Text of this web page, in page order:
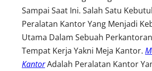
Sampai Saat Ini. Salah Satu
Peralatan Kantor Yang Menjadi
Utama Dalam Sebuah
Tempat Kerja Yakni Meja Kantor.
KantorAdalah Peralatan Kantor